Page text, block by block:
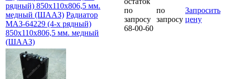
рядный) 850x110х806,5 мм.
медный (ШААЗ) Радиатор
МАЗ-64229 (4-х рядный)
850x110х806,5 мм. медный
(ШААЗ)
по
запросу
68-00-60
по
запросу
Запросить
цену